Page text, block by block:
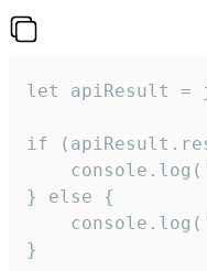
let apiResult =
if
} else {
}